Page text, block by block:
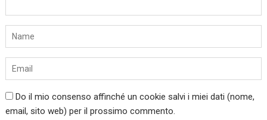
Do il mio consenso affinché un cookie salvi i miei dati (nome,
email, sito web) per il prossimo commento.